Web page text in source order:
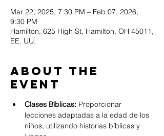
Mar 22, 2025, 7:30 PM – Feb 07, 2026,
9:30 PM
Hamilton, 625 High St, Hamilton, OH 45011,
EE. UU.
About the
event
Clases Bíblicas: Proporcionar
lecciones adaptadas a la edad de los
niños, utilizando historias bíblicas y